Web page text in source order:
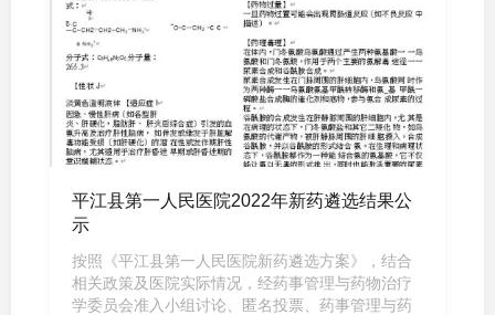
平江县第一人民医院2022年新药遴选结果公
示
按照《平江县第一人民医院新药遴选方案》，结合
相关政策及医院实际情况，经药事管理与药物治疗
学委员会准入小组讨论、匿名投票、药事管理与药